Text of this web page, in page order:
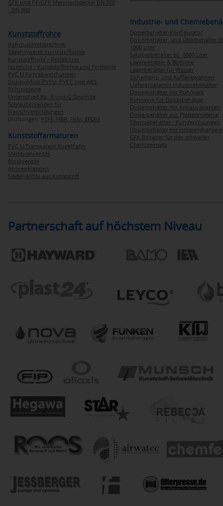
GFK und PP/GFK Mannlochdeckel DN 500
- DN 800
Kunststoffrohre
Rohrzuschnitssrechner
Sägehinweise Kunststoffrohre
Kunststoffrohr - Restebörse
Normung - Kunststoffrohre und Formteile
PVC U Rohrabweichungen
Druckverlust PVCU, PVCC und ABS
Rohrsysteme
Unterschied Rp, R und G Gewinde
Schraubenlängen für
Flanschverbindungen
Dichtungen: PTFE, NBR, FKM, EPDM
Kunststoffarmaturen
PVC U Transparent Kugelhahn
Membranventile
Blockventile
Absperrklappen
Nadelventile aus Kunststoff
Industrie- und
Dosierbehälter-Konfigurator
Dosierbehälter und Überbehälter
1000 Liter
Salzlösebehälter 60 -5000 Liter
Lagerbehälter & Bottiche
Lagerbehälter für Wasser
Sicherheits- und Auffangwannen
Lieferprogramm Industriebehälter
Dosierbehälter mit Rührwerk
Rührwerk für Dosierbehälter
Dosierbehälter mit Anbauvarianten
Dosierbehälter aus Plattenmaterial
Chemiebehälter - Kundenlösungen
Dosierbehälter mit
GFK Behälter für den schweren
Chemieeinsatz
Partnerschaft auf höchstem Niveau